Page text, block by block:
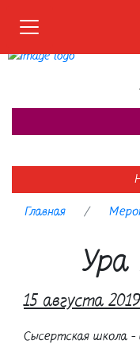
Меню
Главная
Ура
15 августа
Сысертская школа